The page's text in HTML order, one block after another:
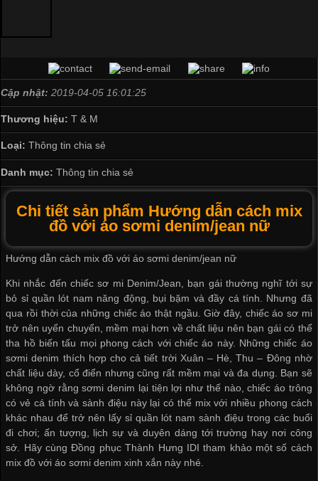
Cập nhật: 2019-04-05 16:01:25
Thương hiệu: T & M
Loại: Thông tin chia sẻ
Danh mục: Thông tin chia sẻ
Chi tiết sản phẩm Hướng dẫn cách mix
đồ với áo sơmi denim/jean nữ
Hướng dẫn cách mix đồ với áo sơmi denim/jean nữ
Khi nhắc đến chiếc sơ mi Denim/Jean, bạn gái thường nghĩ tới sự
bỏ sỉ quần lót nam năng động, bụi bặm và đầy cá tính. Nhưng đã
qua rồi thời của những chiếc áo thật ngầu. Giờ đây, chiếc áo sơ mi
trở nên uyển chuyển, mềm mại hơn về chất liệu nên bạn gái có thể
tha hồ biến tấu mọi phong cách với chiếc áo này. Những chiếc áo
sơmi denim thích hợp cho cả tiết trời Xuân – Hè, Thu – Đông nhờ
chất liệu dày, cổ điển nhưng cũng rất mềm mại và đa dụng. Bạn sẽ
không ngờ rằng sơmi denim lại tiện lợi như thế nào, chiếc áo trông
có vẻ cá tính và sành điệu này lại có thể mix với nhiều phong cách
khác nhau để trở nên lấy sỉ quần lót nam sành điệu trong các buổi
đi chơi; ấn tượng, lịch sự và duyên dáng tới trường hay nơi công
sở. Hãy cùng Đồng phục Thành Hưng IDI tham khảo một số cách
mix đồ với áo sơmi denim xinh xắn này nhé.